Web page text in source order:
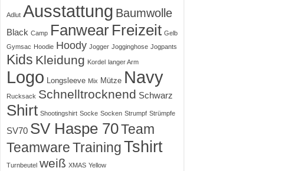
Adlut Ausstattung Baumwolle
Black Camp Fanwear Freizeit Gelb
Gymsac Hoodie Hoody Jogger Jogginghose Jogpants
Kids Kleidung Kordel langer Arm
Logo Longsleeve Mix Mütze Navy
Rucksack Schnelltrocknend Schwarz
Shirt Shootingshirt Socke Socken Strumpf Strümpfe
SV70 SV Haspe 70Team
Teamware TrainingTshirt
Turnbeutel weiß XMAS Yellow